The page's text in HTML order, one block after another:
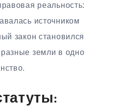
реальность:
источником
закон становился
земли в одно